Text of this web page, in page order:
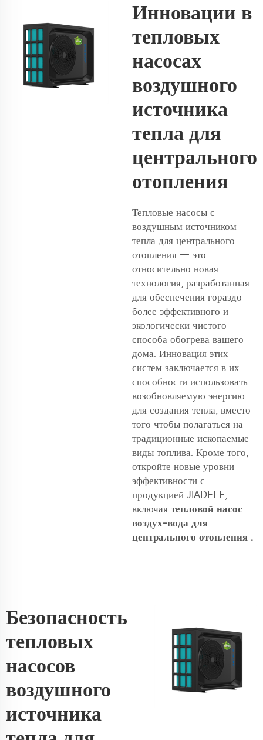
Инновации в
тепловых
насосах
воздушного
источника
тепла для
центрального
отопления
Тепловые насосы с
воздушным источником
тепла для центрального
отопления — это
относительно новая
технология, разработанная
для обеспечения гораздо
более эффективного и
экологически чистого
способа обогрева вашего
дома. Инновация этих
систем заключается в их
способности использовать
возобновляемую энергию
для создания тепла, вместо
того чтобы полагаться на
традиционные ископаемые
виды топлива. Кроме того,
откройте новые уровни
эффективности с
продукцией JIADELE,
включая тепловой насос
воздух-вода для
центрального отопления .
Безопасность
тепловых
насосов
воздушного
источника